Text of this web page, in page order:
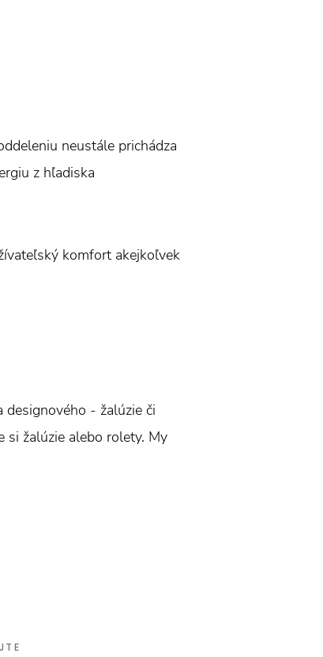
neustále prichádza
z hľadiska
komfort akejkoľvek
designového - žalúzie či
si žalúzie alebo rolety. My